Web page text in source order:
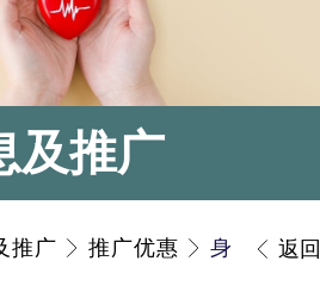
及推广
推广 推广优惠
身
返回